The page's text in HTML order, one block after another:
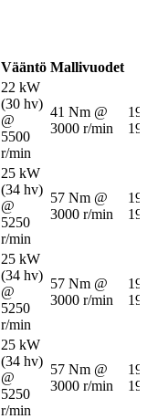
Vääntö Mallivuodet
22 kW
(30 hv)
@
5500
r/min
41 Nm @
3000 r/min
25 kW
(34 hv)
@
5250
r/min
57 Nm @
3000 r/min
25 kW
(34 hv)
@
5250
r/min
57 Nm @
3000 r/min
25 kW
(34 hv)
@
5250
r/min
57 Nm @
3000 r/min